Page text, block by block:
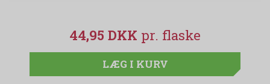
44,95 DKK
LÆG I KURV